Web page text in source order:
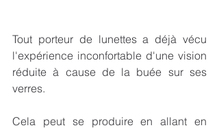
Tout porteur de lunettes a déjà vécu
l'expérience inconfortable d'une vision
réduite à cause de la buée sur ses
verres.
Cela peut se produire en allant en